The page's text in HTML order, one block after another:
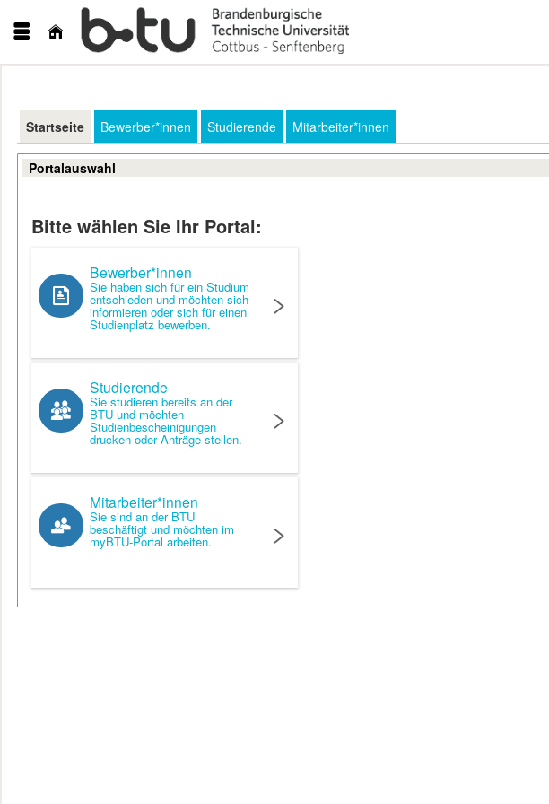
Startseite Bewerber*innen Studierende Mitarbeiter*innen
Portalauswahl
Bitte wählen Sie Ihr Portal:
Bewerber*innen
Sie haben sich für ein Studium
entschieden und möchten sich
informieren oder sich für einen
Studienplatz bewerben.
Studierende
Sie studieren bereits an der
BTU und möchten
Studienbescheinigungen
drucken oder Anträge stellen.
Mitarbeiter*innen
Sie sind an der BTU
beschäftigt und möchten im
myBTU-Portal arbeiten.